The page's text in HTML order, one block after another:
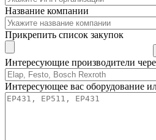
Название компании
Прикрепить список закупок
Интересующие производители
Интересующее вас оборудование